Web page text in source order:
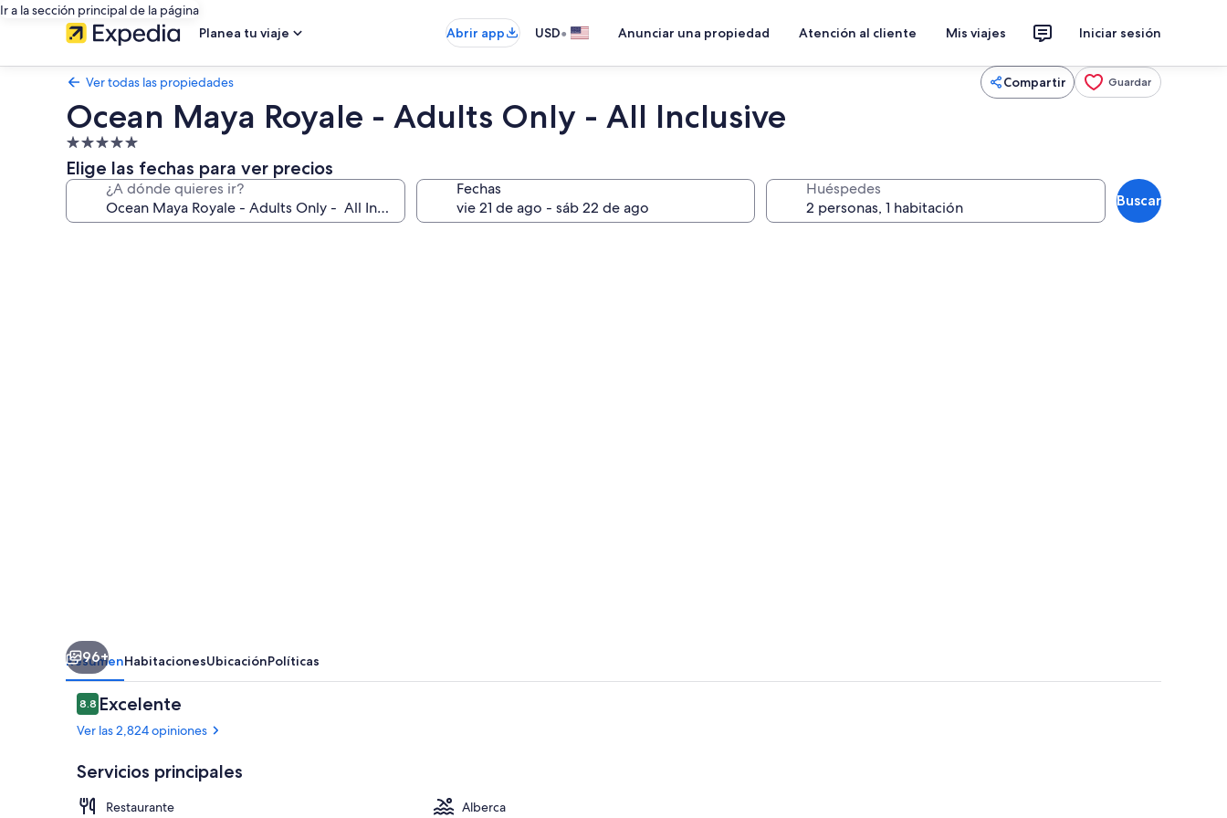
Ir a la sección principal de la página
Planea tu viaje
Abrir app USD• Anunciar una propiedad Atención al cliente Mis viajes Iniciar sesión
Ver todas las propiedades Compartir Guardar
Ocean Maya Royale - Adults Only - All Inclusive
Propiedad
de
5.0
estrellas
Elige las fechas para ver precios
¿A dónde quieres ir? Fechas Huéspedes
Buscar
96+
ResumenHabitacionesUbicaciónPolíticas
Opiniones
8.88.8 de 10,
Excelente
Ver las 2,824 opiniones
Servicios principales
Restaurante
Alberca